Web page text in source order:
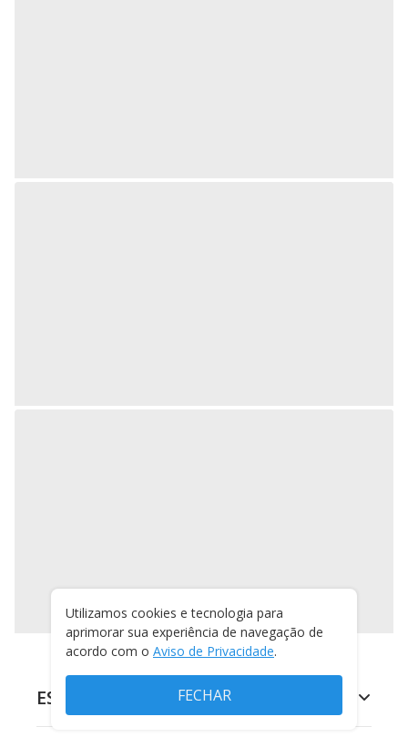
ESPORTES
Utilizamos cookies e tecnologia para
aprimorar sua experiência de navegação de
acordo com o Aviso de Privacidade.
FECHAR